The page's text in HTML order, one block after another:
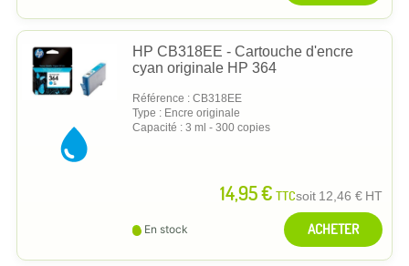
HP CB318EE - Cartouche d'encre
cyan originale HP 364
Référence : CB318EE
Type : Encre originale
Capacité : 3 ml - 300 copies
14,95 € TTCsoit 12,46 € HT
En stock ACHETER